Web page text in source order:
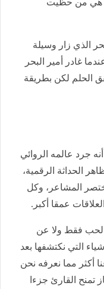
هي من حظيت
الذي زار وسيلة
غادر أمير البحر
الحلم لكن بطريقة
جرد عالمه الروائي
الحداثة الرقمية،
المشاعر، وكل
عمقا أكبر.
الحب فقط ولا عن
التي نكتشفها بعد
أكثر مما نعرفه نحن
تمنح القارئ جزءا